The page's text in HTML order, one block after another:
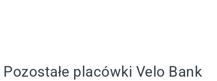
Pozostałe placówki Velo Bank